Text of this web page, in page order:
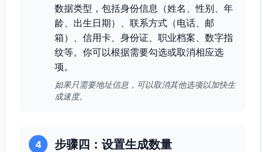
数据类型，包括身份信息（姓名、性别、年
龄、出生日期）、联系方式（电话、邮
箱）、信用卡、身份证、职业档案、数字指
纹等。你可以根据需要勾选或取消相应选
项。
如果只需要地址信息，可以取消其他选项以加快生
成速度。
4 步骤四：设置生成数量